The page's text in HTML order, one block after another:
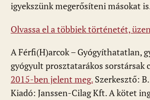
igyekszünk megerősíteni másokat
Olvassa el a többiek történetét,
A Férfi(H)arcok – Gyógyíthatatlan,
gyógyult prosztatarákos sorstársak
2015-ben jelent meg. Szerkesztő:
Kiadó: Janssen-Cilag Kft. A kötet